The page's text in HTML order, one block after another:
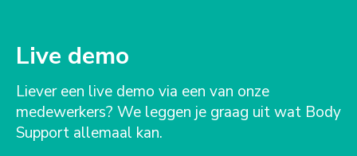
Live demo
Liever een live demo via een van onze
medewerkers? We leggen je graag uit wat Body
Support allemaal kan.